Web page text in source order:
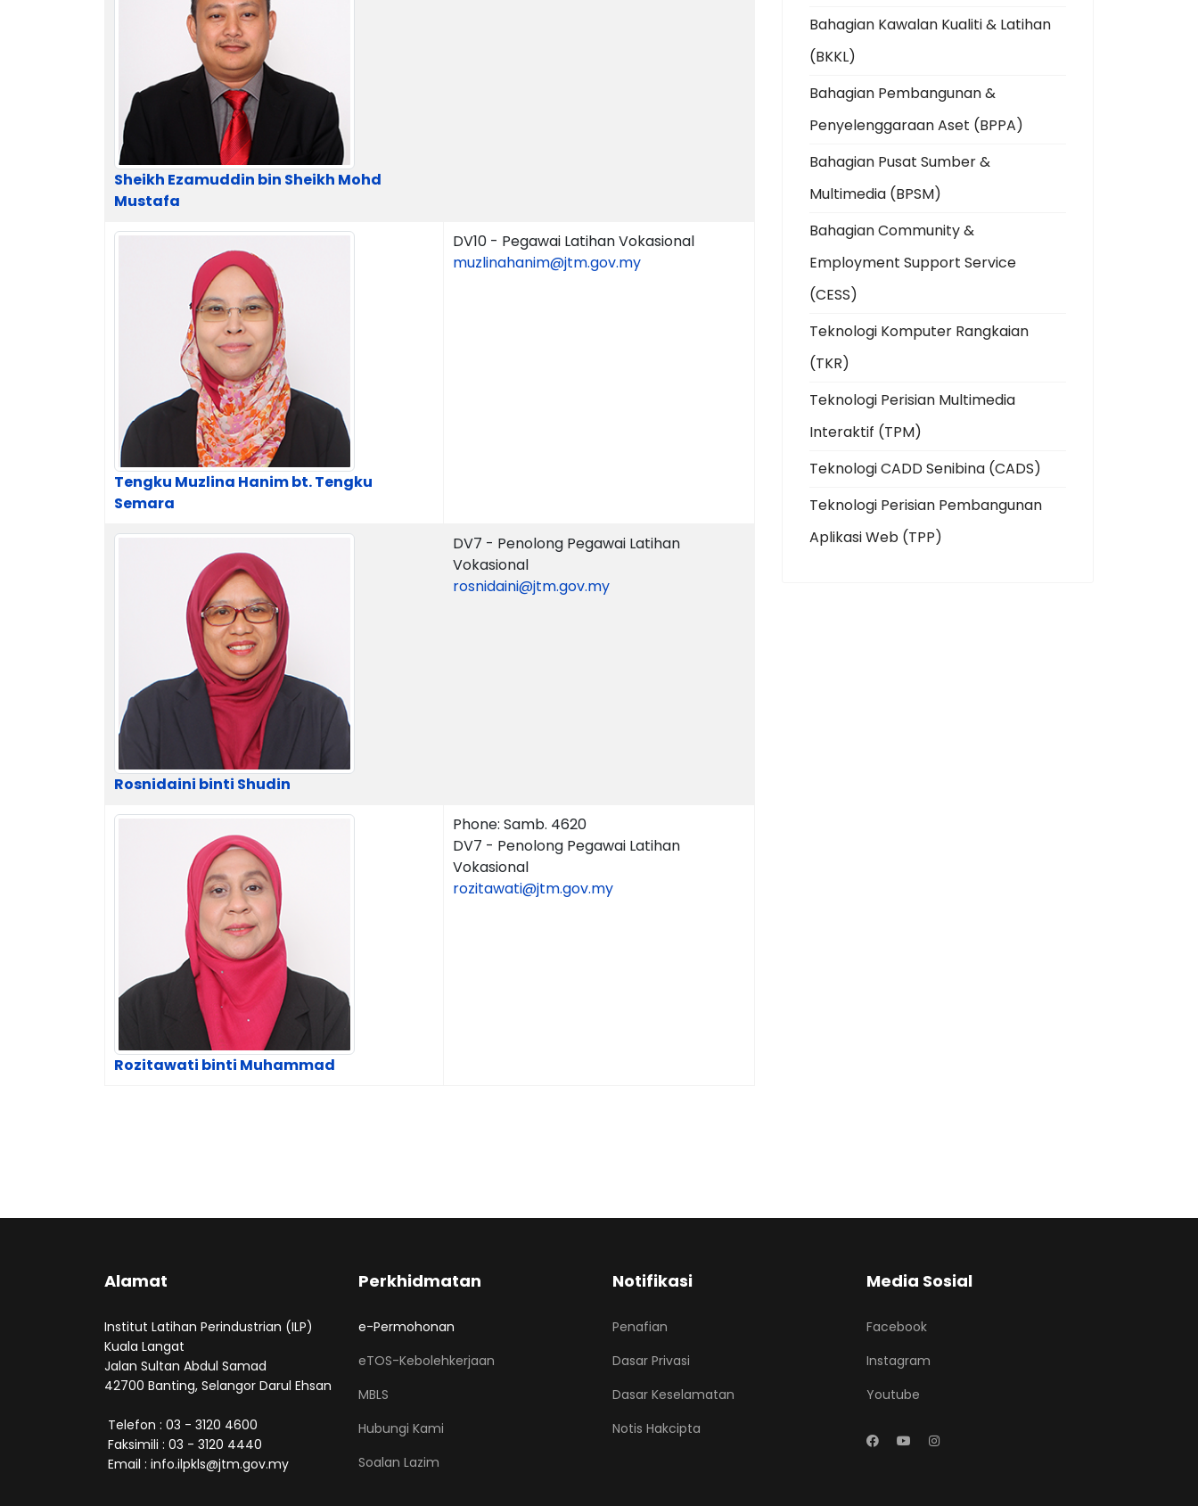
Sheikh Ezamuddin bin Sheikh Mohd
Mustafa
Tengku Muzlina Hanim bt. Tengku
Semara
DV10 - Pegawai Latihan Vokasional
muzlinahanim@jtm.gov.my
Rosnidaini binti Shudin
DV7 - Penolong Pegawai Latihan
Vokasional
rosnidaini@jtm.gov.my
Rozitawati binti Muhammad
Phone: Samb. 4620
DV7 - Penolong Pegawai Latihan
Vokasional
rozitawati@jtm.gov.my
Bahagian Kawalan Kualiti & Latihan
(BKKL)
Bahagian Pembangunan &
Penyelenggaraan Aset (BPPA)
Bahagian Pusat Sumber &
Multimedia (BPSM)
Bahagian Community &
Employment Support Service
(CESS)
Teknologi Komputer Rangkaian
(TKR)
Teknologi Perisian Multimedia
Interaktif (TPM)
Teknologi CADD Senibina (CADS)
Teknologi Perisian Pembangunan
Aplikasi Web (TPP)
Alamat
Institut Latihan Perindustrian (ILP)
Kuala Langat
Jalan Sultan Abdul Samad
42700 Banting, Selangor Darul Ehsan
Telefon : 03 - 3120 4600
Faksimili : 03 - 3120 4440
Email : info.ilpkls@jtm.gov.my
Perkhidmatan
e-Permohonan
eTOS-Kebolehkerjaan
MBLS
Hubungi Kami
Soalan Lazim
Notifikasi
Penafian
Dasar Privasi
Dasar Keselamatan
Notis Hakcipta
Media Sosial
Facebook
Instagram
Youtube